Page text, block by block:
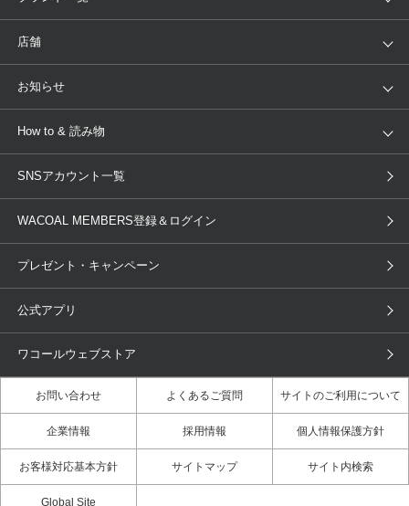
トピックス
WACOAL
AMPHI une nana cool
OUR WACOAL
WACOAL Remamma
Licensed Brands
店舗
店舗を探す
ブラ無料診断
3Dボディスキャン
お知らせ
新着情報
商品回収
ニュース＆トピックス
How to & 読み物
下着の基礎知識
ブラパン ワコールスタイル
大人の工場見学inベトナム 人間科学研究開発センター見学
店舗体験記（マンガ）
ワコールカルネアプリ使い方ガイ
3Dボディスキャン体験（マンガ）
SNSアカウント一覧
WACOAL MEMBERS登録＆ログイン
プレゼント・キャンペーン
公式アプリ
ワコールウェブストア
お問い合わせ よくあるご質問 サイトのご利用について
企業情報 採用情報 個人情報保護方針
お客様対応基本方針 サイトマップ サイト内検索
Global Site